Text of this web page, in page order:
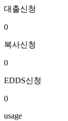
대출신청
0
복사신청
0
EDDS신청
0
usage